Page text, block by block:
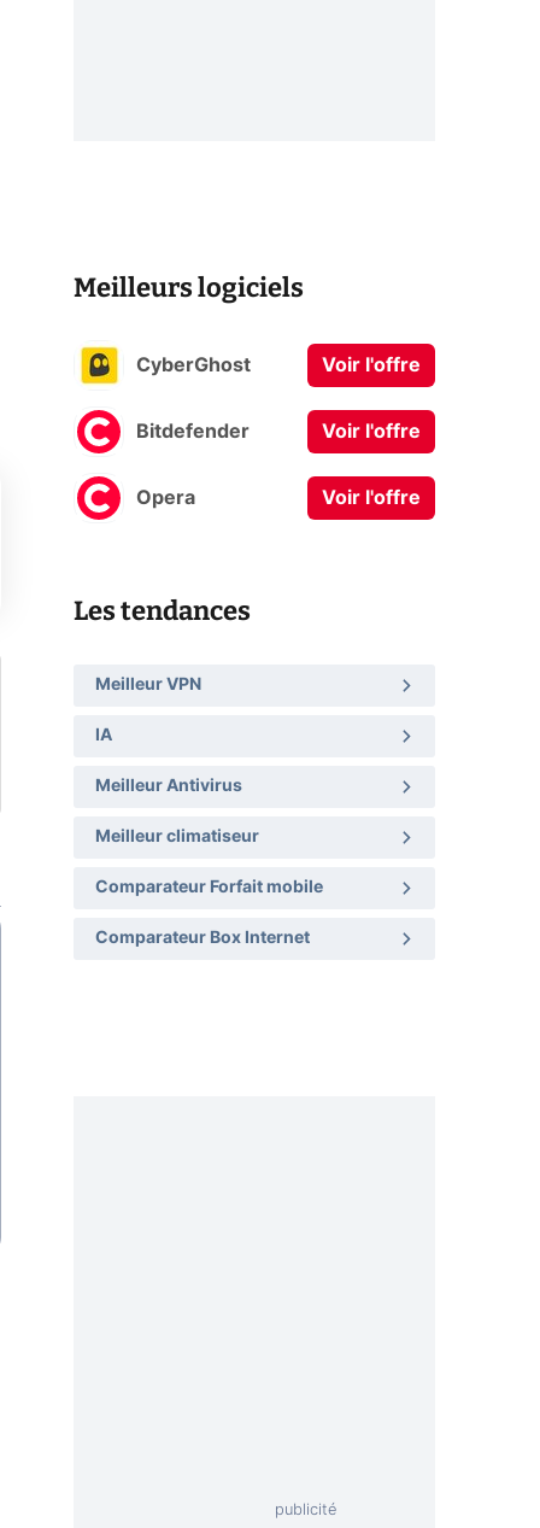
Meilleurs logiciels
CyberGhost Voir l'offre
Bitdefender Voir l'offre
Opera Voir l'offre
Les tendances
Meilleur VPN
IA
Meilleur Antivirus
Meilleur climatiseur
Comparateur Forfait mobile
Comparateur Box Internet